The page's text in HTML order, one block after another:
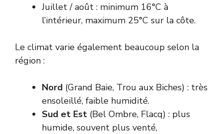
Juillet / août : minimum 16°C à
l’intérieur, maximum 25°C sur la côte.
Le climat varie également beaucoup selon la
région :
Nord (Grand Baie, Trou aux Biches) : très
ensoleillé, faible humidité.
Sud et Est (Bel Ombre, Flacq) : plus
humide, souvent plus venté,